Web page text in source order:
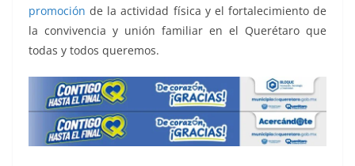
promoción de la actividad física y el fortalecimiento de
la convivencia y unión familiar en el Querétaro que
todas y todos queremos.